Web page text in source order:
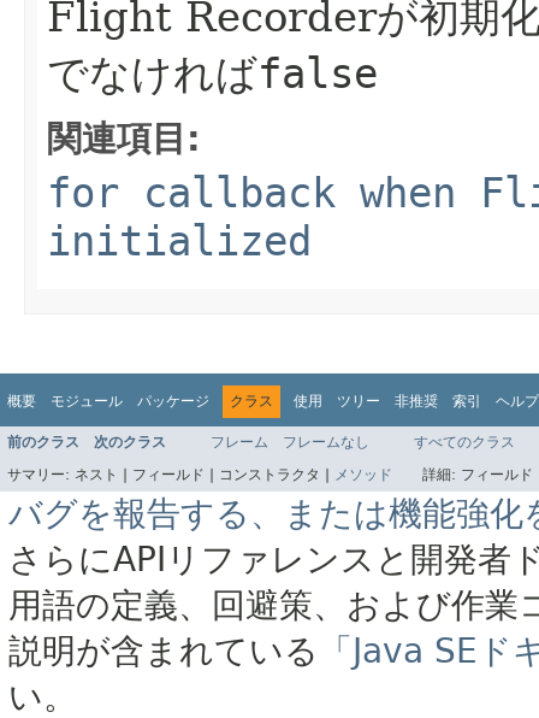
Flight Recorderが初期
でなければfalse
関連項目:
for callback when
initialized
概要 モジュール パッケージ クラス 使用 ツリー 非推奨 索引 ヘルプ
前のクラス 次のクラス フレーム フレームなし
すべてのクラス
サマリー: ネスト | フィールド | コンストラクタ | メソッド 詳細: フィール
バグを報告する、または機能強化
さらにAPIリファレンスと開発者
用語の定義、回避策、および作
説明が含まれている
「Java SE
い。